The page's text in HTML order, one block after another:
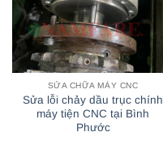
SỬA CHỮA MÁY CNC
Sửa lỗi chảy dầu trục chính
máy tiện CNC tại Bình
Phước